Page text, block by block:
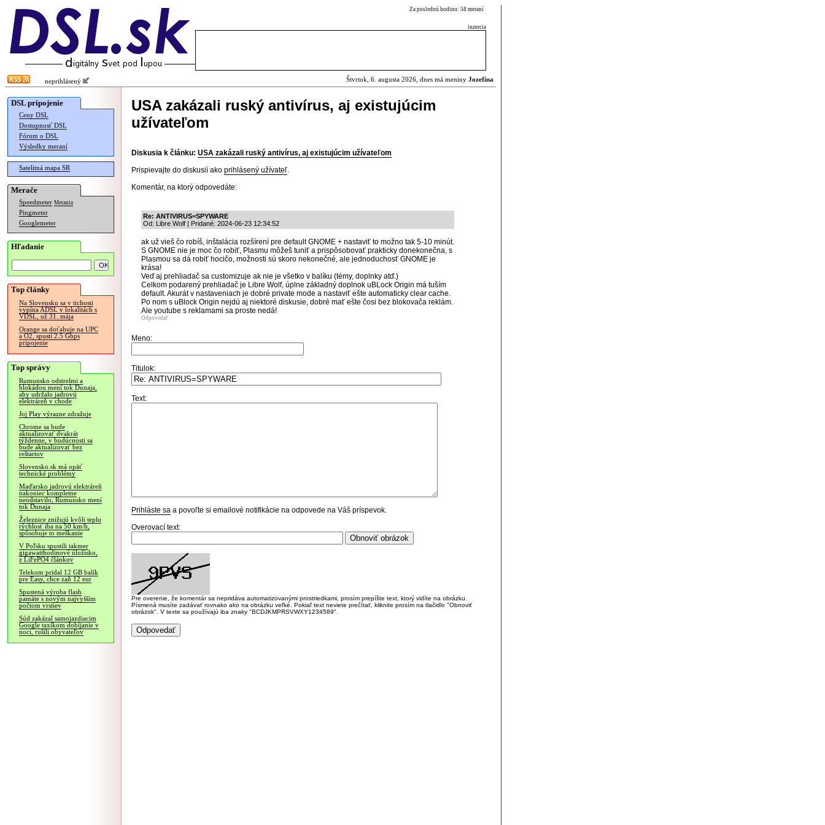
Za poslednú hodinu: 58 meraní
inzercia
neprihlásený Štvrtok, 6. augusta 2026, dnes má meniny Jozefína
DSL pripojenie
Ceny DSL
Dostupnosť DSL
Fórum o DSL
Výsledky meraní
Satelitná mapa SR
Merače
Speedmeter Merania
Pingmeter
Googlemeter
Hľadanie
Top články
Na Slovensku sa v tichosti
vypína ADSL v lokalitách s
VDSL, už 31. mája
Orange sa doťahuje na UPC
a O2, spustí 2.5 Gbps
pripojenie
Top správy
Rumunsko odstrelmi a
blokádou mení tok Dunaja,
aby udržalo jadrovú
elektráreň v chode
Joj Play výrazne zdražuje
Chrome sa bude
aktualizovať dvakrát
týždenne, v budúcnosti sa
bude aktualizovať bez
reštartov
Slovensko.sk má opäť
technické problémy
Maďarsko jadrovú elektráreň
nakoniec kompletne
neodstavilo, Rumunsko mení
tok Dunaja
Železnice znižujú kvôli teplu
rýchlosť iba na 50 km/h,
spôsobuje to meškanie
V Poľsku spustili takmer
gigawatthodinové úložisko,
z LiFePO4 článkov
Telekom pridal 12 GB balík
pre Easy, chce zaň 12 eur
Spustená výroba flash
pamäte s novým najvyšším
počtom vrstiev
Súd zakázal samojazdiacim
Google taxíkom dobíjanie v
noci, rušili obyvateľov
USA zakázali ruský antivírus, aj existujúcim
užívateľom
Diskusia k článku: USA zakázali ruský antivírus, aj existujúcim užívateľom
Prispievajte do diskusií ako prihlásený užívateľ.
Komentár, na ktorý odpovedáte:
Re: ANTIVIRUS=SPYWARE
Od: Libre Wolf | Pridané: 2024-06-23 12:34:52
ak už vieš čo robíš, inštalácia rozšírení pre default GNOME + nastaviť to možno tak 5-10 minút.
S GNOME nie je moc čo robiť, Plasmu môžeš tuniť a prispôsobovať prakticky donekonečna, s
Plasmou sa dá robiť hocičo, možnosti sú skoro nekonečné, ale jednoduchosť GNOME je
krása!
Veď aj prehliadač sa customizuje ak nie je všetko v balíku (témy, doplnky atď.)
Celkom podarený prehliadač je Libre Wolf, úplne základný doplnok uBLock Origin má tuším
default. Akurát v nastaveniach je dobré private mode a nastaviť ešte automaticky clear cache.
Po nom s uBlock Origin nejdú aj niektoré diskusie, dobré mať ešte čosi bez blokovača reklám.
Ale youtube s reklamami sa proste nedá!
Odpovedať
Meno:
Titulok:
Text:
Prihláste sa a povoľte si emailové notifikácie na odpovede na Váš príspevok.
Overovací text:
Pre overenie, že komentár sa nepridáva automatizovanými prostriedkami, prosím prepíšte text, ktorý vidíte na obrázku.
Písmená musíte zadávať rovnako ako na obrázku veľké. Pokiaľ text neviete prečítať, kliknite prosím na tlačidlo "Obnoviť
obrázok". V texte sa používajú iba znaky "BCDJKMPRSVWXY1234589".